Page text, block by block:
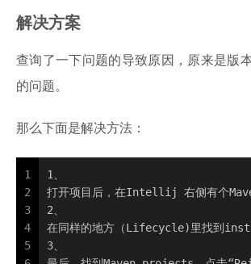
解决方案
查询了一下问题的导致原因，原来是版
的问题。
那么下面是解决方法：
1
2
3
4
5
1、
打开项目后，在Intellij 右侧有个
2、
在同样的地方（Lifecycle)里找到
3、